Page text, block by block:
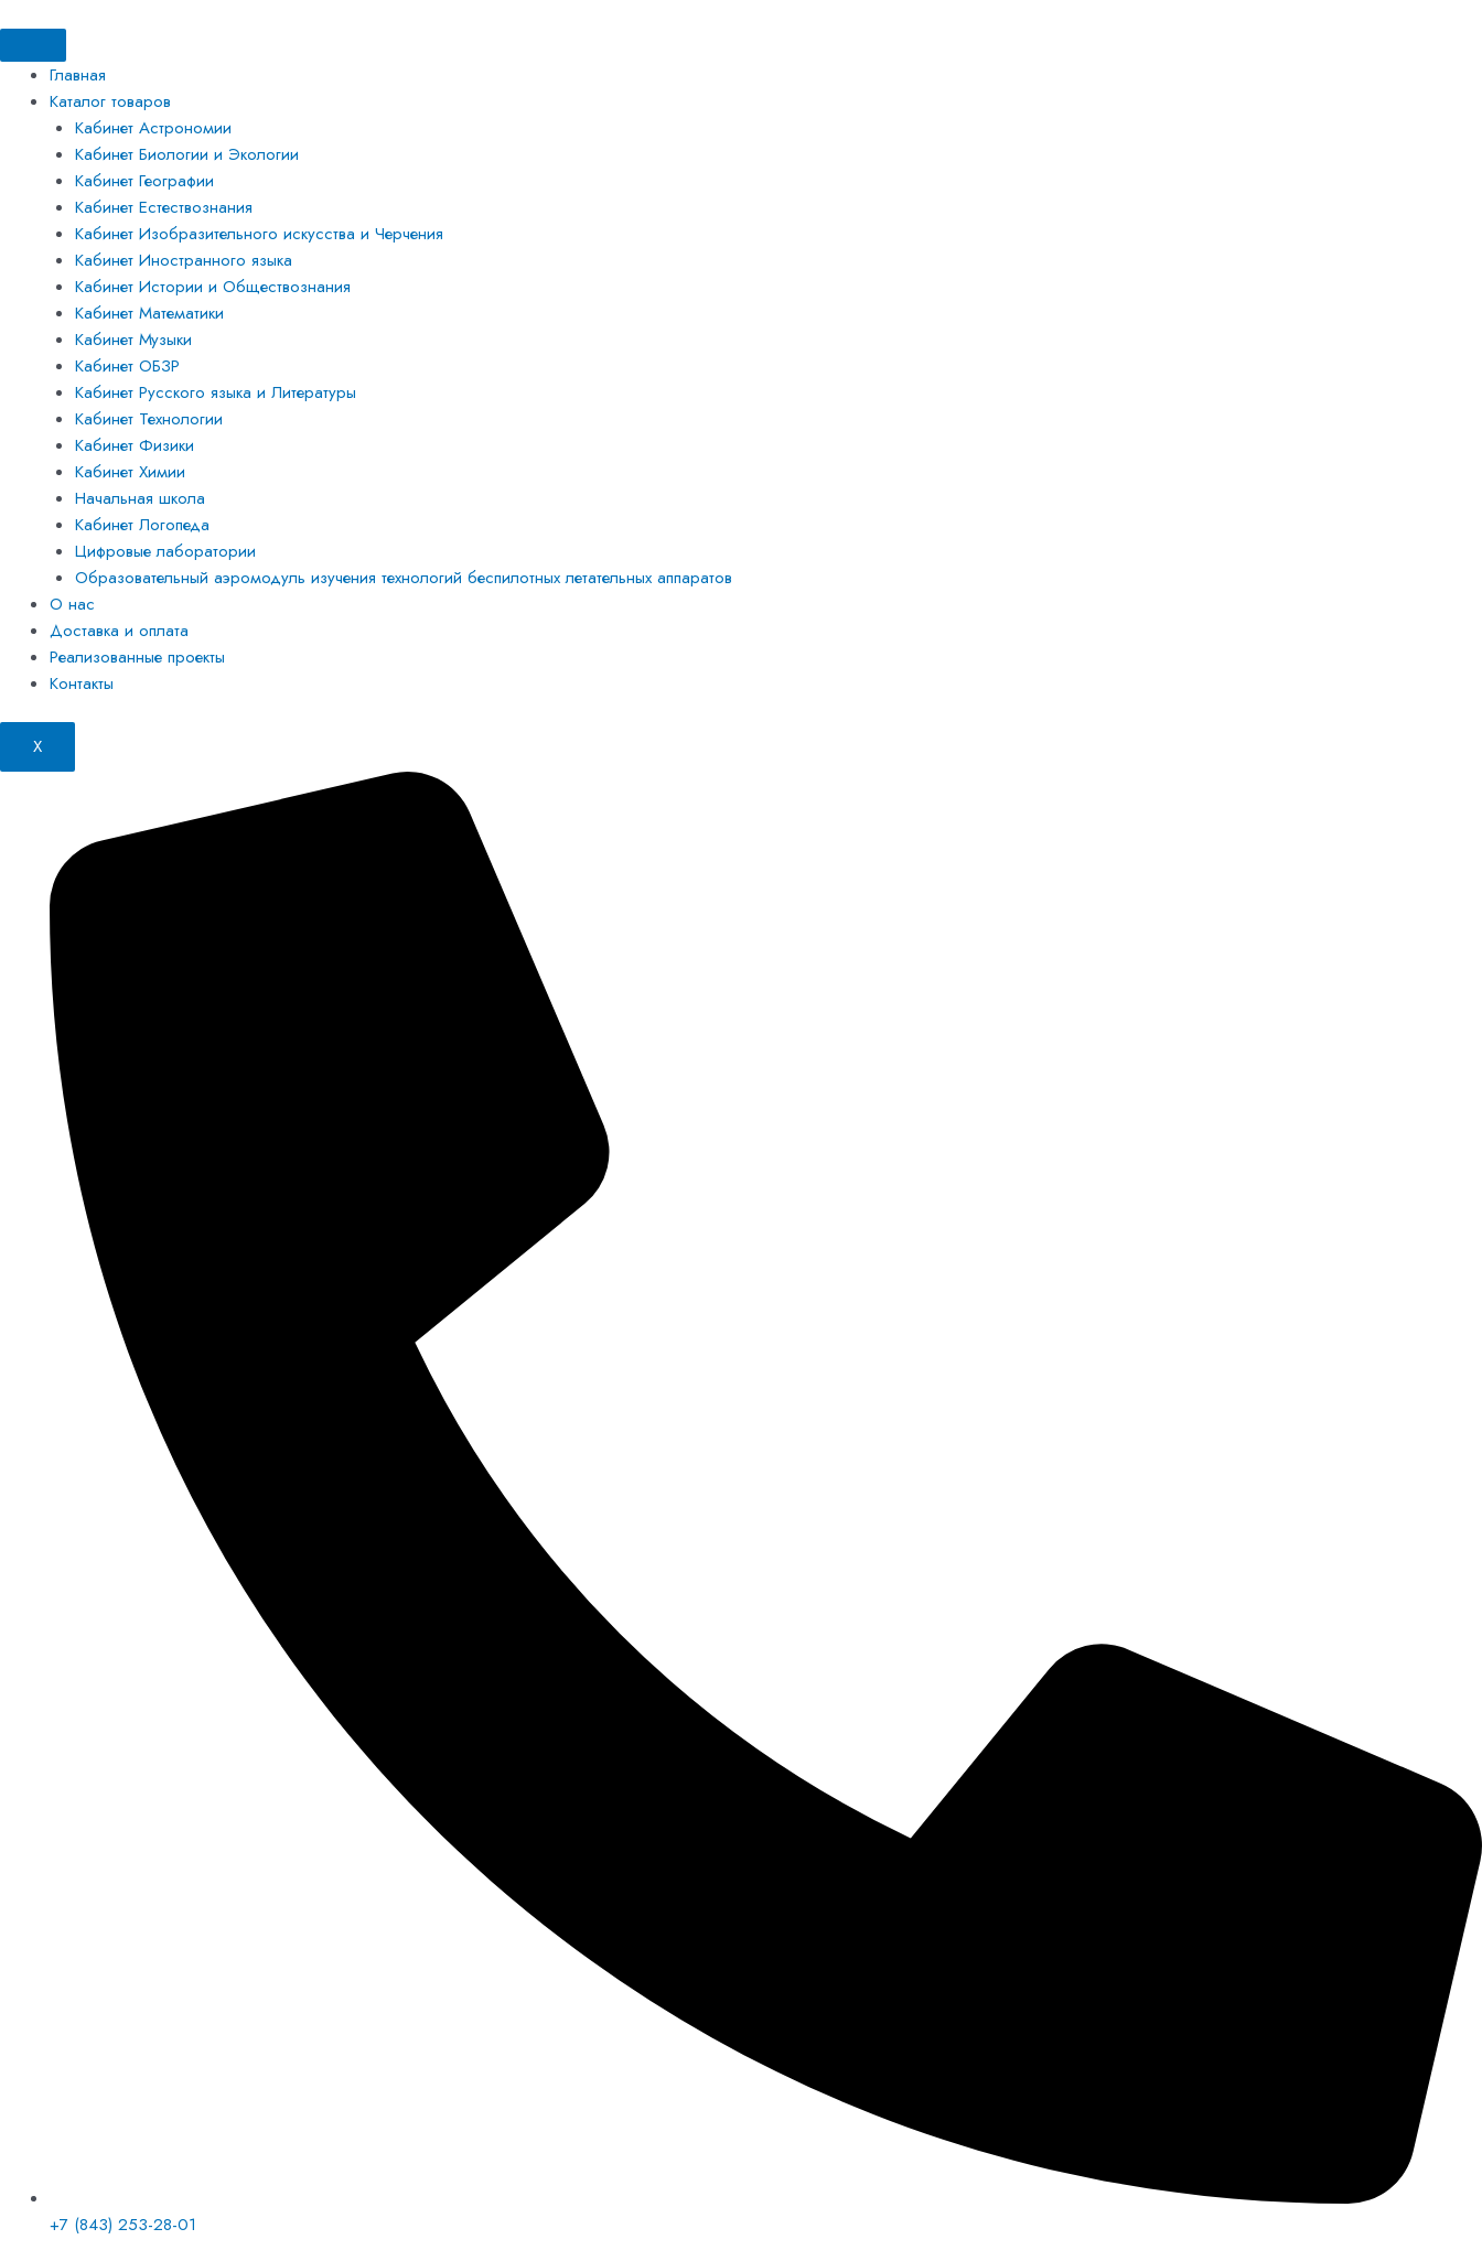
к
содержимому
Главная
Каталог товаров
Кабинет Астрономии
Кабинет Биологии и Экологии
Кабинет Географии
Кабинет Естествознания
Кабинет Изобразительного искусства и Черчения
Кабинет Иностранного языка
Кабинет Истории и Обществознания
Кабинет Математики
Кабинет Музыки
Кабинет ОБЗР
Кабинет Русского языка и Литературы
Кабинет Технологии
Кабинет Физики
Кабинет Химии
Начальная школа
Кабинет Логопеда
Цифровые лаборатории
Образовательный аэромодуль изучения технологий беспилотных летательных аппаратов
О нас
Доставка и оплата
Реализованные проекты
Контакты
X
+7 (843) 253-28-01